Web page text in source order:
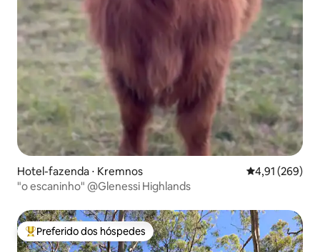
Hotel-fazenda ⋅ Kremnos 4,91 de uma
4,91 (269)
"o escaninho" @Glenessi Highlands
Entre os melhores preferidos dos hóspedes
Preferido dos hóspedes